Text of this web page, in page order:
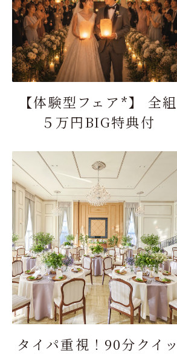
【体験型フェア*】 全組
５万円BIG特典付
タイパ重視！90分クイッ